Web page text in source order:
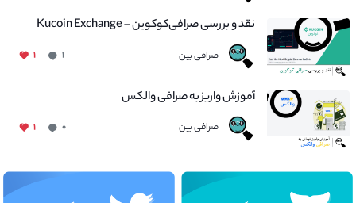
نقد و بررسی صرافی‌کوکوین – Kucoin Exchange
صرافی بین ۱ ۱
آموزش واریز به صرافی والکس
صرافی بین ۰ ۱